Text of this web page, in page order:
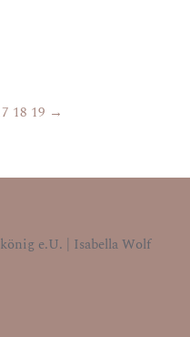
18 19 →
e.U. | Isabella Wolf